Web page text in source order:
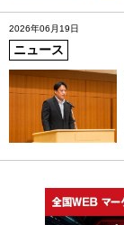
2026年06月19日
ニュース